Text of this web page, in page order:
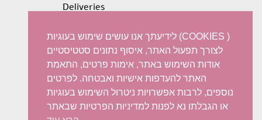
Deliveries
Privacy policy
Refunds and Exchanges
Accessibility statement
לידיעתך אנו עושים שימוש בעוגיות (COOKIES )
לצורך תפעול האתר, איסוף נתונים סטטיסטיים
אודות השימוש באתר, אימות פרטים, התאמת
האתר להעדפות אישיות ואבטחה. לפרטים
נוספים, לרבות אפשרויות ניטרול השימוש בעוגיות
או הגבלתו נא לפנות למדיניות הפרטיות שבאתר